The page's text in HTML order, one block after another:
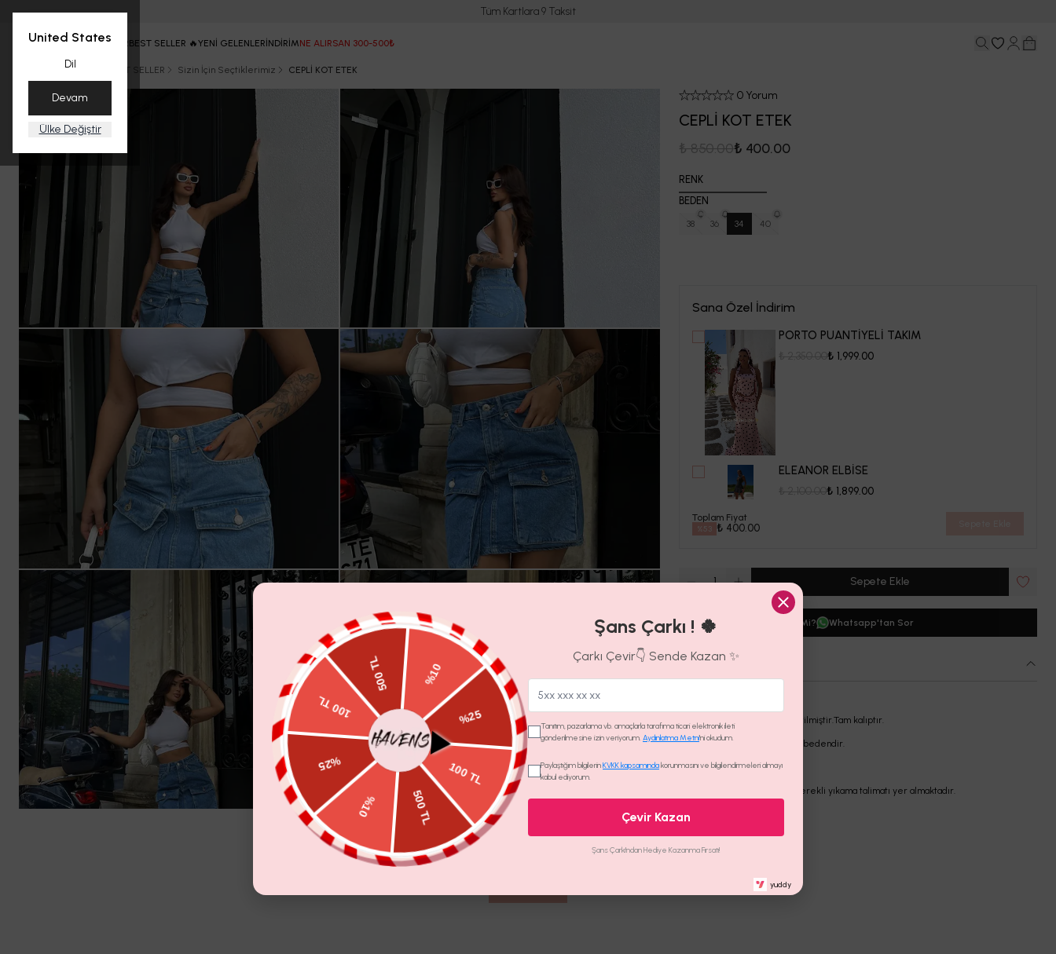
United States
Dil
Devam
Ülke Değiştir
3000 TL ve Üzeri Kargo ÜCRETSİZ
ANASAYFATÜM ÜRÜNLERBEST SELLER 🔥YENİ GELENLERİNDİRİMNE ALIRSAN 300-500₺
ETEK BEST SELLER Sizin İçin Seçtiklerimiz CEPLİ KOT ETEK
0 Yorum
CEPLİ KOT ETEK
₺ 850.00₺ 400.00
RENK
BEDEN
38 36 34 40
Sana Özel İndirim
PORTO PUANTİYELİ TAKIM
₺ 1,999.00
ELEANOR ELBİSE
₺ 1,899.00
Toplam Fiyat
% 53 ₺ 400.00
1 Sepete Ekle
Aradığın Beden Tükendi Mi? Whatsapp'tan Sor
Ürün Detayı
Ürün likralı jean kumaştan üretilmiştir.Tam kalıptır.
Modelin üzerindeki ürün S/36 bedendir.
Yıkama Talimatı
Ürünün iç etiket bölümünde gerekli yıkama talimatı yer almaktadır.
Şans Çarkı ! 🍀
Çarkı Çevir👇 Sende Kazan ✨
Tanıtım, pazarlama vb. amaçlarla tarafıma ticari elektronik ileti
gönderilmesine izin veriyorum. Aydınlatma Metni'ni okudum.
Paylaştığım bilgilerinKVKK kapsamındakorunmasını ve bilgilendirmeleri almayı
kabul ediyorum.
Çevir Kazan
Şans Çarkı'ndan Hediye Kazanma Fırsatı!
yuddy